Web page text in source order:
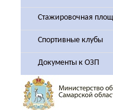
Стажировочная
Спортивные клубы
Документы к ОЗП